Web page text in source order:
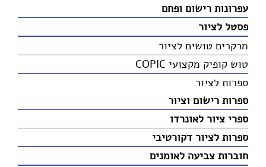
עפרונות רישום ופחם
פסטל לציור
מרקרים טושים לציור
טוש קופיק מקצועי COPIC
ספרות לציור
ספרות רישום וציור
ספרי ציור לאונרדו
ספרות לציור דקורטיבי
חוברות צביעה לאומנים